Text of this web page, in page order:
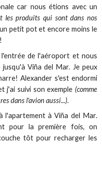
car nous étions avec un
les produits qui sont dans nos
petit pot et encore moins le
de l'aéroport et nous
Viña del Mar. Je peux
Alexander s'est endormi
j'ai suivi son exemple (comme
dans l'avion aussi...).
l'apartement à Viña del Mar.
pour la première fois, on
tôt pour recharger les